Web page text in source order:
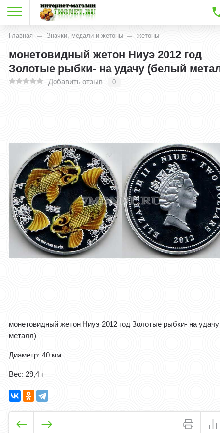
Главная Значки, медали и жетоны жетоны
монетовидный жетон Ниуэ 2012 год
Золотые рыбки- на удачу (белый
Добавить отзыв 0
монетовидный жетон Ниуэ 2012 год Золотые рыбки- на
металл)
Диаметр: 40 мм
Вес: 29,4 г